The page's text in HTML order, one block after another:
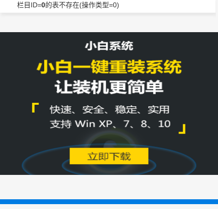
栏目ID=0的表不存在(操作类型=0)